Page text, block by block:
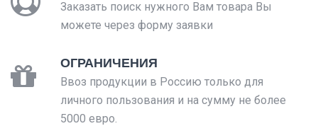
Заказать поиск нужного Вам товара Вы
можете через форму заявки
ОГРАНИЧЕНИЯ
Ввоз продукции в Россию только для
личного пользования и на сумму не более
5000 евро.